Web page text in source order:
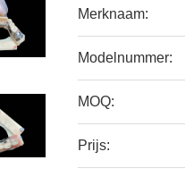
Merknaam:
Modelnummer:
MOQ:
Prijs: